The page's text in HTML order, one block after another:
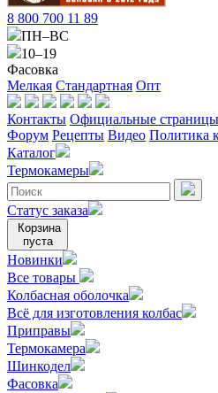
8 800 700 11 89
ПН–ВС
10–19
Фасовка
Мелкая Стандартная Опт
Контакты Официальные страницы
Форум Рецепты Видео Политика
Каталог
Термокамеры
Статус заказа
Корзина
пуста
Новинки
Все товары
Колбасная оболочка
Всё для изготовления колбас
Приправы
Термокамера
Шинкодел
Фасовка